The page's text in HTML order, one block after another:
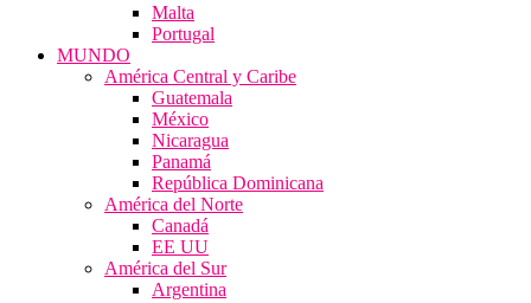
Malta
Portugal
MUNDO
América Central y Caribe
Guatemala
México
Nicaragua
Panamá
República Dominicana
América del Norte
Canadá
EE UU
América del Sur
Argentina